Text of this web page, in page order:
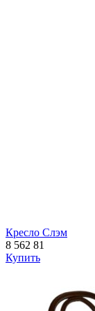
Кресло Слэм
8 562 81
Купить